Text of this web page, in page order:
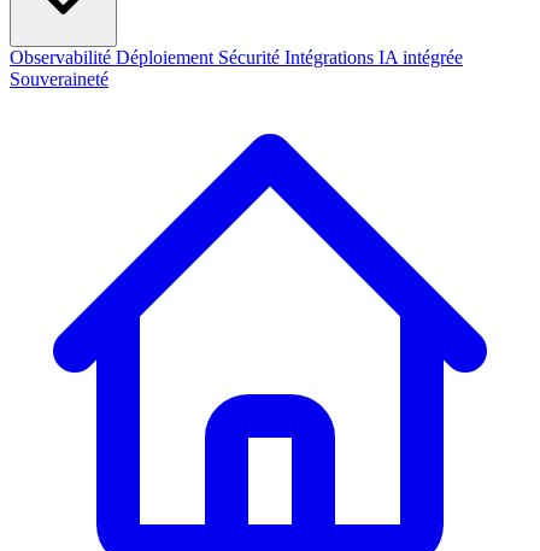
Observabilité Déploiement Sécurité Intégrations IA intégrée
Souveraineté